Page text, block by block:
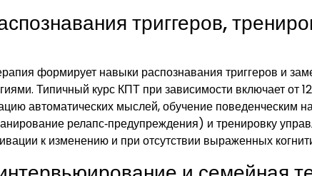
триггеров,
формирует навыки распознавания триггеров и
Типичный курс КПТ при зависимости включает от
автоматических мыслей, обучение поведенческим
релапс‑предупреждения) и тренировку
к изменению и при отсутствии выраженных